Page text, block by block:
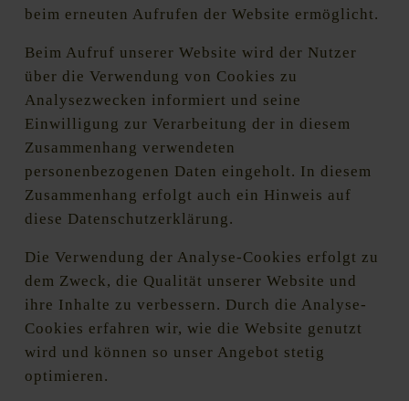
beim erneuten Aufrufen der Website ermöglicht.
Beim Aufruf unserer Website wird der Nutzer
über die Verwendung von Cookies zu
Analysezwecken informiert und seine
Einwilligung zur Verarbeitung der in diesem
Zusammenhang verwendeten
personenbezogenen Daten eingeholt. In diesem
Zusammenhang erfolgt auch ein Hinweis auf
diese Datenschutzerklärung.
Die Verwendung der Analyse-Cookies erfolgt zu
dem Zweck, die Qualität unserer Website und
ihre Inhalte zu verbessern. Durch die Analyse-
Cookies erfahren wir, wie die Website genutzt
wird und können so unser Angebot stetig
optimieren.